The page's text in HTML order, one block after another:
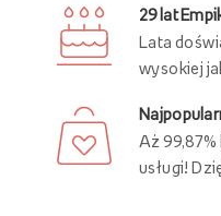
29 lat
Lata
wysokiej
Aż
usługi!